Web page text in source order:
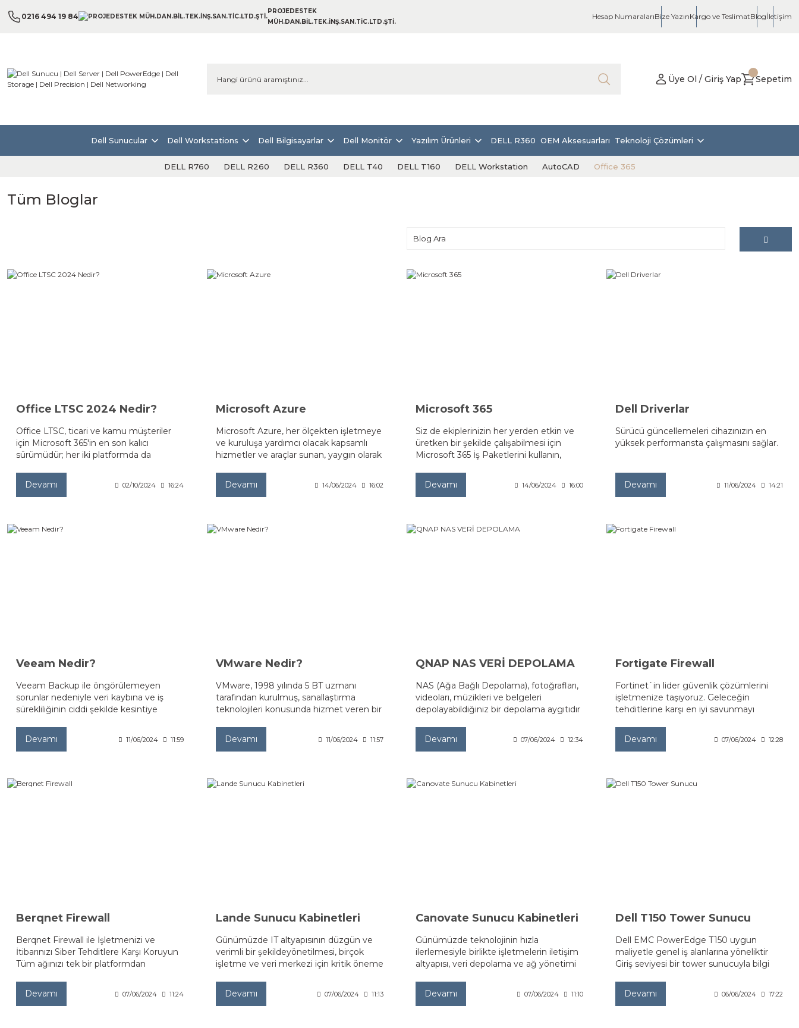
0216 494 19 84
PROJEDESTEK
MÜH.DAN.BİL.TEK.İNŞ.SAN.TİC.LTD.ŞTİ.
Hesap NumaralarıBize YazınKargo ve TeslimatBlogİletişim
Üye Ol / Giriş Yap Sepetim
Dell Sunucular Dell Workstations Dell Bilgisayarlar Dell Monitör Yazılım Ürünleri DELL R360 OEM Aksesuarları Teknoloji Çözümleri
DELL R760 DELL R260 DELL R360 DELL T40 DELL T160 DELL Workstation AutoCAD Office 365
Tüm Bloglar
Office LTSC 2024 Nedir?
Office LTSC, ticari ve kamu müşteriler
için Microsoft 365'in en son kalıcı
sürümüdür; her iki platformda da
satın alma olarak kullanılabilen cihaz
tabanlı bir lisanstır.
Devamı 02/10/2024 16:24
Microsoft Azure
Microsoft Azure, her ölçekten işletmeye
ve kuruluşa yardımcı olacak kapsamlı
hizmetler ve araçlar sunan, yaygın olarak
platformudur.
Devamı 14/06/2024 16:02
Microsoft 365
Siz de ekiplerinizin her yerden etkin ve
üretken bir şekilde çalışabilmesi için
Microsoft 365 İş Paketlerini kullanın,
Devamı
14/06/2024 16:00
Dell Driverlar
Sürücü güncellemeleri cihazınızın en
yüksek performansta çalışmasını sağlar.
Devamı 11/06/2024 14:21
Veeam Nedir?
Veeam Backup ile öngörülemeyen
sorunlar nedeniyle veri kaybına ve iş
sürekliliğinin ciddi şekilde kesintiye
Devamı
11/06/2024 11:59
VMware Nedir?
VMware, 1998 yılında 5 BT uzmanı
tarafından kurulmuş, sanallaştırma
teknolojileri konusunda hizmet veren bir
1999’da VMWare Wokstation adıyla
piyasaya sürülmüştür.
Devamı 11/06/2024 11:57
QNAP NAS VERİ DEPOLAMA
NAS (Ağa Bağlı Depolama), fotoğrafları,
videoları, müzikleri ve belgeleri
depolayabildiğiniz bir depolama aygıtıdır
erişmesini ve bunları yönetmesini sağlar.
Devamı 07/06/2024 12:34
Fortigate Firewall
Fortinet`in lider güvenlik çözümlerini
işletmenize taşıyoruz. Geleceğin
tehditlerine karşı en iyi savunmayı
teknolojilerini tanıtıyoruz Verilerinizi ve iş
süreçlerinizi güvende tutun, siber
Devamı 07/06/2024 12:28
Berqnet Firewall
Berqnet Firewall ile İşletmenizi ve
İtibarınızı Siber Tehditlere Karşı Koruyun
Tüm ağınızı tek bir platformdan
modern yöntemlerle inşa ederken
KVKK'ya ve 5651 sayılı kanuna uygun
Devamı 07/06/2024 11:24
Lande Sunucu Kabinetleri
Günümüzde IT altyapısının düzgün ve
verimli bir şekildeyönetilmesi, birçok
işletme ve veri merkezi için kritik öneme
yaygın çözümlerden biri de dikili tip
rackkabinetlerdir. Bu yazıda, dikili tip rack
Devamı 07/06/2024 11:13
Canovate Sunucu Kabinetleri
Günümüzde teknolojinin hızla
ilerlemesiyle birlikte işletmelerin iletişim
altyapısı, veri depolama ve ağ yönetimi
gelmiştir.
Devamı 07/06/2024 11:10
Dell T150 Tower Sunucu
Dell EMC PowerEdge T150 uygun
maliyetle genel iş alanlarına yöneliktir
Giriş seviyesi bir tower sunucuyla bilgi
kaldırın.
Devamı 06/06/2024 17:22